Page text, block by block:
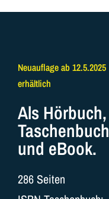
Neuauflage ab 12.5.2025
erhältlich
Als Hörbuch,
Taschenbuch
und eBook.
286 Seiten